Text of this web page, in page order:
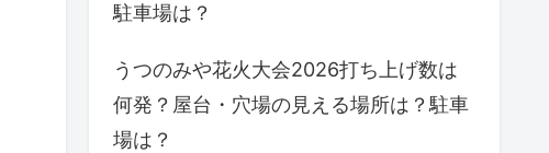
駐車場は？
うつのみや花火大会2026打ち上げ数は
何発？屋台・穴場の見える場所は？駐車
場は？